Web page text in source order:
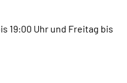
19:00 Uhr und Freitag bis